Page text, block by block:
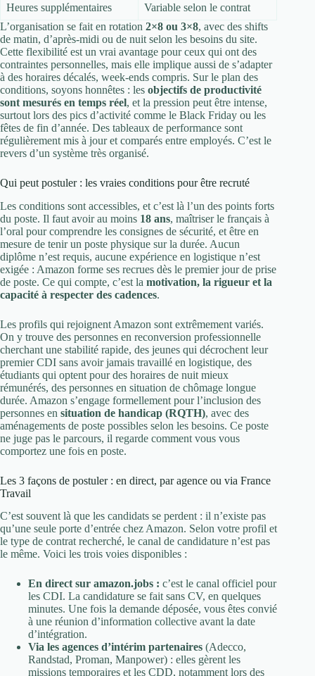
Heures supplémentaires
Variable selon le contrat
L’organisation se fait en rotation 2×8 ou 3×8, avec des shifts
de matin, d’après-midi ou de nuit selon les besoins du site.
Cette flexibilité est un vrai avantage pour ceux qui ont des
contraintes personnelles, mais elle implique aussi de s’adapter
à des horaires décalés, week-ends compris. Sur le plan des
conditions, soyons honnêtes : les objectifs de productivité
sont mesurés en temps réel, et la pression peut être intense,
surtout lors des pics d’activité comme le Black Friday ou les
fêtes de fin d’année. Des tableaux de performance sont
régulièrement mis à jour et comparés entre employés. C’est le
revers d’un système très organisé.
Qui peut postuler : les vraies conditions pour être recruté
Les conditions sont accessibles, et c’est là l’un des points forts
du poste. Il faut avoir au moins 18 ans, maîtriser le français à
l’oral pour comprendre les consignes de sécurité, et être en
mesure de tenir un poste physique sur la durée. Aucun
diplôme n’est requis, aucune expérience en logistique n’est
exigée : Amazon forme ses recrues dès le premier jour de prise
de poste. Ce qui compte, c’est la motivation, la rigueur et la
capacité à respecter des cadences.
Les profils qui rejoignent Amazon sont extrêmement variés.
On y trouve des personnes en reconversion professionnelle
cherchant une stabilité rapide, des jeunes qui décrochent leur
premier CDI sans avoir jamais travaillé en logistique, des
étudiants qui optent pour des horaires de nuit mieux
rémunérés, des personnes en situation de chômage longue
durée. Amazon s’engage formellement pour l’inclusion des
personnes en situation de handicap (RQTH), avec des
aménagements de poste possibles selon les besoins. Ce poste
ne juge pas le parcours, il regarde comment vous vous
comportez une fois en poste.
Les 3 façons de postuler : en direct, par agence ou via France
Travail
C’est souvent là que les candidats se perdent : il n’existe pas
qu’une seule porte d’entrée chez Amazon. Selon votre profil et
le type de contrat recherché, le canal de candidature n’est pas
le même. Voici les trois voies disponibles :
En direct sur amazon.jobs : c’est le canal officiel pour
les CDI. La candidature se fait sans CV, en quelques
minutes. Une fois la demande déposée, vous êtes convié
à une réunion d’information collective avant la date
d’intégration.
Via les agences d’intérim partenaires (Adecco,
Randstad, Proman, Manpower) : elles gèrent les
missions temporaires et les CDD, notamment lors des